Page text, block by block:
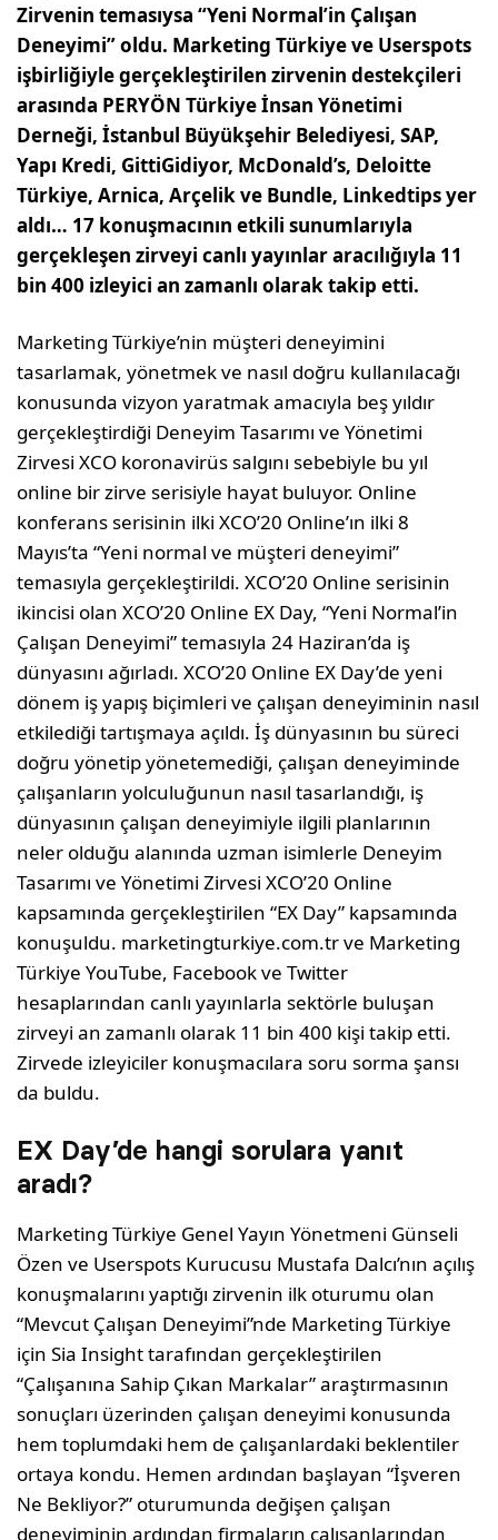
Zirvenin temasıysa “Yeni Normal’in Çalışan
Deneyimi” oldu. Marketing Türkiye ve Userspots
işbirliğiyle gerçekleştirilen zirvenin destekçileri
arasında PERYÖN Türkiye İnsan Yönetimi
Derneği, İstanbul Büyükşehir Belediyesi, SAP,
Yapı Kredi, GittiGidiyor, McDonald’s, Deloitte
Türkiye, Arnica, Arçelik ve Bundle, Linkedtips yer
aldı… 17 konuşmacının etkili sunumlarıyla
gerçekleşen zirveyi canlı yayınlar aracılığıyla 11
bin 400 izleyici an zamanlı olarak takip etti.
Marketing Türkiye’nin müşteri deneyimini
tasarlamak, yönetmek ve nasıl doğru kullanılacağı
konusunda vizyon yaratmak amacıyla beş yıldır
gerçekleştirdiği Deneyim Tasarımı ve Yönetimi
Zirvesi XCO koronavirüs salgını sebebiyle bu yıl
online bir zirve serisiyle hayat buluyor. Online
konferans serisinin ilki XCO’20 Online’ın ilki 8
Mayıs’ta “Yeni normal ve müşteri deneyimi”
temasıyla gerçekleştirildi. XCO’20 Online serisinin
ikincisi olan XCO’20 Online EX Day, “Yeni Normal’in
Çalışan Deneyimi” temasıyla 24 Haziran’da iş
dünyasını ağırladı. XCO’20 Online EX Day’de yeni
dönem iş yapış biçimleri ve çalışan deneyiminin nasıl
etkilediği tartışmaya açıldı. İş dünyasının bu süreci
doğru yönetip yönetemediği, çalışan deneyiminde
çalışanların yolculuğunun nasıl tasarlandığı, iş
dünyasının çalışan deneyimiyle ilgili planlarının
neler olduğu alanında uzman isimlerle Deneyim
Tasarımı ve Yönetimi Zirvesi XCO’20 Online
kapsamında gerçekleştirilen “EX Day” kapsamında
konuşuldu. marketingturkiye.com.tr ve Marketing
Türkiye YouTube, Facebook ve Twitter
hesaplarından canlı yayınlarla sektörle buluşan
zirveyi an zamanlı olarak 11 bin 400 kişi takip etti.
Zirvede izleyiciler konuşmacılara soru sorma şansı
da buldu.
EX Day’de hangi sorulara yanıt
aradı?
Marketing Türkiye Genel Yayın Yönetmeni Günseli
Özen ve Userspots Kurucusu Mustafa Dalcı’nın açılış
konuşmalarını yaptığı zirvenin ilk oturumu olan
“Mevcut Çalışan Deneyimi”nde Marketing Türkiye
için Sia Insight tarafından gerçekleştirilen
“Çalışanına Sahip Çıkan Markalar” araştırmasının
sonuçları üzerinden çalışan deneyimi konusunda
hem toplumdaki hem de çalışanlardaki beklentiler
ortaya kondu. Hemen ardından başlayan “İşveren
Ne Bekliyor?” oturumunda değişen çalışan
deneyiminin ardından firmaların çalışanlarından